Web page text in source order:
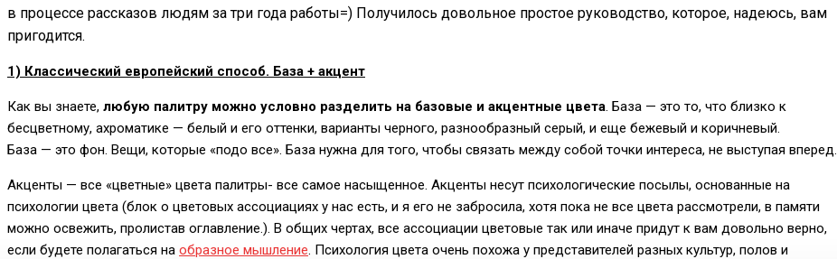
в процессе рассказов людям за три года работы=) Получилось довольное простое руководство, которое, надеюсь, вам
пригодится.
1) Классический европейский способ. База + акцент
Как вы знаете, любую палитру можно условно разделить на базовые и акцентные цвета. База — это то, что близко к
бесцветному, ахроматике — белый и его оттенки, варианты черного, разнообразный серый, и еще бежевый и коричневый.
База — это фон. Вещи, которые «подо все». База нужна для того, чтобы связать между собой точки интереса, не выступая вперед.
Акценты — все «цветные» цвета палитры- все самое насыщенное. Акценты несут психологические посылы, основанные на
психологии цвета (блок о цветовых ассоциациях у нас есть, и я его не забросила, хотя пока не все цвета рассмотрели, в памяти
можно освежить, пролистав оглавление.). В общих чертах, все ассоциации цветовые так или иначе придут к вам довольно верно,
если будете полагаться на образное мышление. Психология цвета очень похожа у представителей разных культур, полов и